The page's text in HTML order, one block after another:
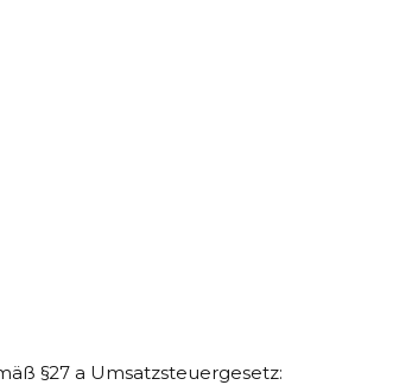
§27 a Umsatzsteuergesetz: